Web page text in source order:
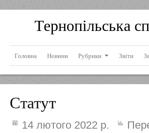
Тернопільська
Головна Новини Рубрики Звіти
Статут
14 лютого 2022 р.